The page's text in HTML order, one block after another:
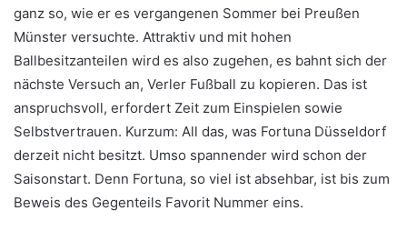
ganz so, wie er es vergangenen Sommer bei Preußen
Münster versuchte. Attraktiv und mit hohen
Ballbesitzanteilen wird es also zugehen, es bahnt sich der
nächste Versuch an, Verler Fußball zu kopieren. Das ist
anspruchsvoll, erfordert Zeit zum Einspielen sowie
Selbstvertrauen. Kurzum: All das, was Fortuna Düsseldorf
derzeit nicht besitzt. Umso spannender wird schon der
Saisonstart. Denn Fortuna, so viel ist absehbar, ist bis zum
Beweis des Gegenteils Favorit Nummer eins.